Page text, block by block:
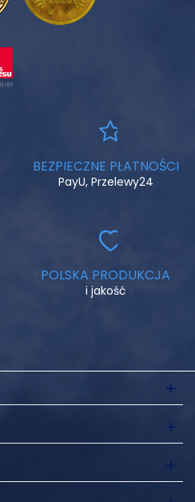
BEZPIECZNE PŁATNOŚCI
PayU, Przelewy24
POLSKA PRODUKCJA
i jakość